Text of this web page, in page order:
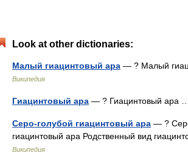
Look at other dictionaries:
Малый гиацинтовый ара — ? Малый
Википедия
Гиацинтовый ара — ? Гиацинтовый ара
Серо-голубой гиацинтовый ара — ?
гиацинтовый ара Родственный вид
Википедия